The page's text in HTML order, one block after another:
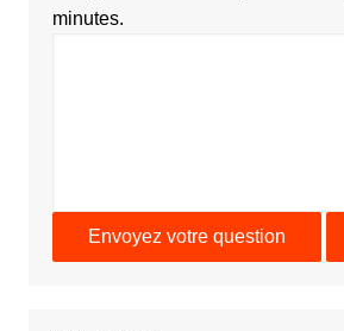
minutes.